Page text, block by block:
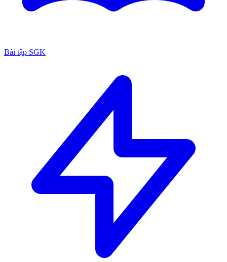
Bài tập SGK